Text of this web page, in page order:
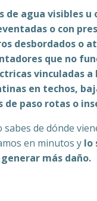
de agua visibles u
o con
desbordados o
que no
vinculadas
en techos,
de paso rotas o
sabes de dónde
en minutos y lo
generar más daño.